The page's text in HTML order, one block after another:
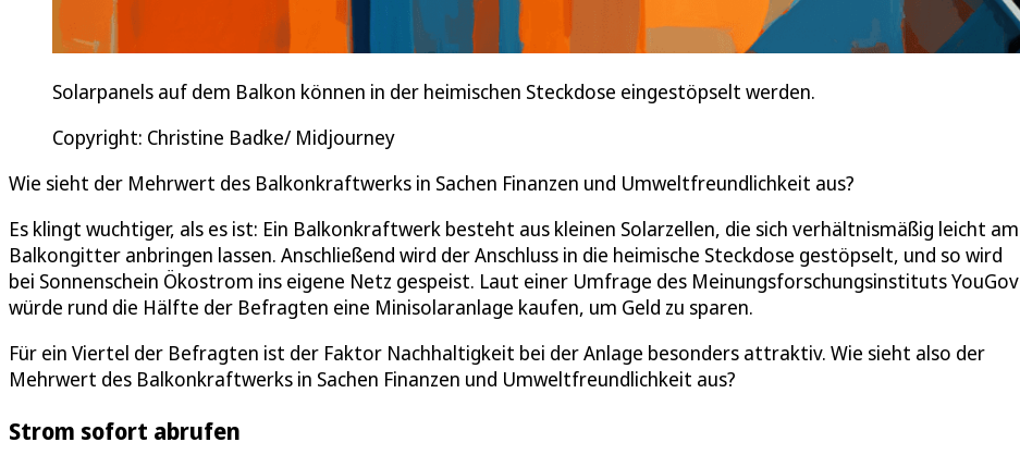
Solarpanels auf dem Balkon können in der heimischen Steckdose eingestöpselt werden.
Copyright: Christine Badke/ Midjourney
Wie sieht der Mehrwert des Balkonkraftwerks in Sachen Finanzen und Umweltfreundlichkeit aus?
Es klingt wuchtiger, als es ist: Ein Balkonkraftwerk besteht aus kleinen Solarzellen, die sich verhältnismäßig leicht am
Balkongitter anbringen lassen. Anschließend wird der Anschluss in die heimische Steckdose gestöpselt, und so wird
bei Sonnenschein Ökostrom ins eigene Netz gespeist. Laut einer Umfrage des Meinungsforschungsinstituts YouGov
würde rund die Hälfte der Befragten eine Minisolaranlage kaufen, um Geld zu sparen.
Für ein Viertel der Befragten ist der Faktor Nachhaltigkeit bei der Anlage besonders attraktiv. Wie sieht also der
Mehrwert des Balkonkraftwerks in Sachen Finanzen und Umweltfreundlichkeit aus?
Strom sofort abrufen